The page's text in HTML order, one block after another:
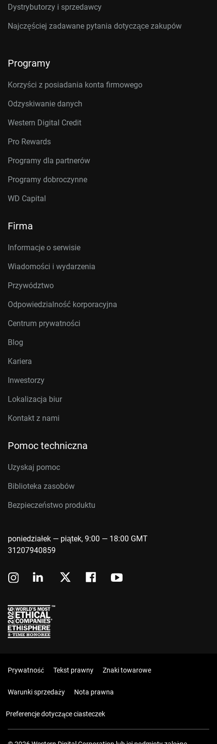
Dystrybutorzy i sprzedawcy
Najczęściej zadawane pytania dotyczące zakupów
Programy
Korzyści z posiadania konta firmowego
Odzyskiwanie danych
Western Digital Credit
Pro Rewards
Programy dla partnerów
Programy dobroczynne
WD Capital
Firma
Informacje o serwisie
Wiadomości i wydarzenia
Przywództwo
Odpowiedzialność korporacyjna
Centrum prywatności
Blog
Kariera
Inwestorzy
Lokalizacja biur
Kontakt z nami
Pomoc techniczna
Uzyskaj pomoc
Biblioteka zasobów
Bezpieczeństwo produktu
poniedziałek — piątek, 9:00 — 18:00 GMT
31207940859
Prywatność Tekst prawny Znaki towarowe
Warunki sprzedaży Nota prawna
Preferencje dotyczące ciasteczek